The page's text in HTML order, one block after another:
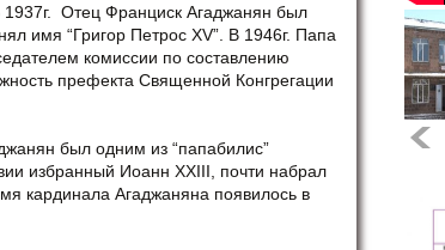
1937г. Отец Франциск Агаджанян был
имя “Григор Петрос XV”. В 1946г. Папа
комиссии по составлению
префекта Священной Конгрегации
был одним из “папабилис”
избранный Иоанн XXIII, почти набрал
кардинала Агаджаняна появилось в